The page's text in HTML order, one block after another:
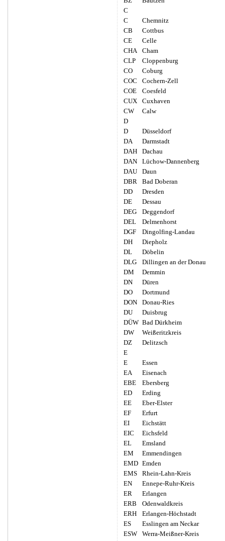
C
C
Chemnitz
CB
Cottbus
CE
Celle
CHA
Cham
CLP
Cloppenburg
CO
Coburg
COC
Cochern-Zell
COE
Coesfeld
CUX
Cuxhaven
CW
Calw
D
D
Düsseldorf
DA
Darmstadt
DAH
Dachau
DAN
Lüchow-Dannenberg
DAU
Daun
DBR
Bad Doberan
DD
Dresden
DE
Dessau
DEG
Deggendorf
DEL
Delmenhorst
DGF
Dingolfing-Landau
DH
Diepholz
DL
Döbelin
DLG
Dillingen an der Donau
DM
Demmin
DN
Düren
DO
Dortmund
DON
Donau-Ries
DU
Duisbrug
DÜW Bad Dürkheim
DW
Weißeritzkreis
DZ
Delitzsch
E
E
Essen
EA
Eisenach
EBE
Ebersberg
ED
Erding
EE
Eber-Elster
EF
Erfurt
EI
Eichstätt
EIC
Eichsfeld
EL
Emsland
EM
Emmendingen
EMD Emden
EMS
Rhein-Lahn-Kreis
EN
Ennepe-Ruhr-Kreis
ER
Erlangen
ERB
Odenwaldkreis
ERH
Erlangen-Höchstadt
ES
Esslingen am Neckar
ESW
Werra-Meißner-Kreis